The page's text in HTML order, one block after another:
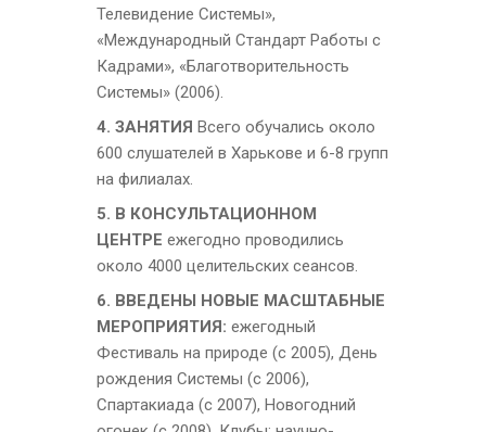
Телевидение Системы»,
«Международный Стандарт Работы с
Кадрами», «Благотворительность
Системы» (2006).
4. ЗАНЯТИЯ Всего обучались около
600 слушателей в Харькове и 6-8 групп
на филиалах.
5. В КОНСУЛЬТАЦИОННОМ
ЦЕНТРЕ ежегодно проводились
около 4000 целительских сеансов.
6. ВВЕДЕНЫ НОВЫЕ МАСШТАБНЫЕ
МЕРОПРИЯТИЯ: ежегодный
Фестиваль на природе (с 2005), День
рождения Системы (с 2006),
Спартакиада (с 2007), Новогодний